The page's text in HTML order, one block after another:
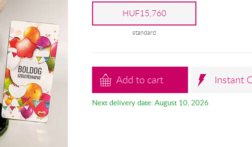
HUF15,760
standard
Add to cart Instant
Next delivery date: August 10, 2026